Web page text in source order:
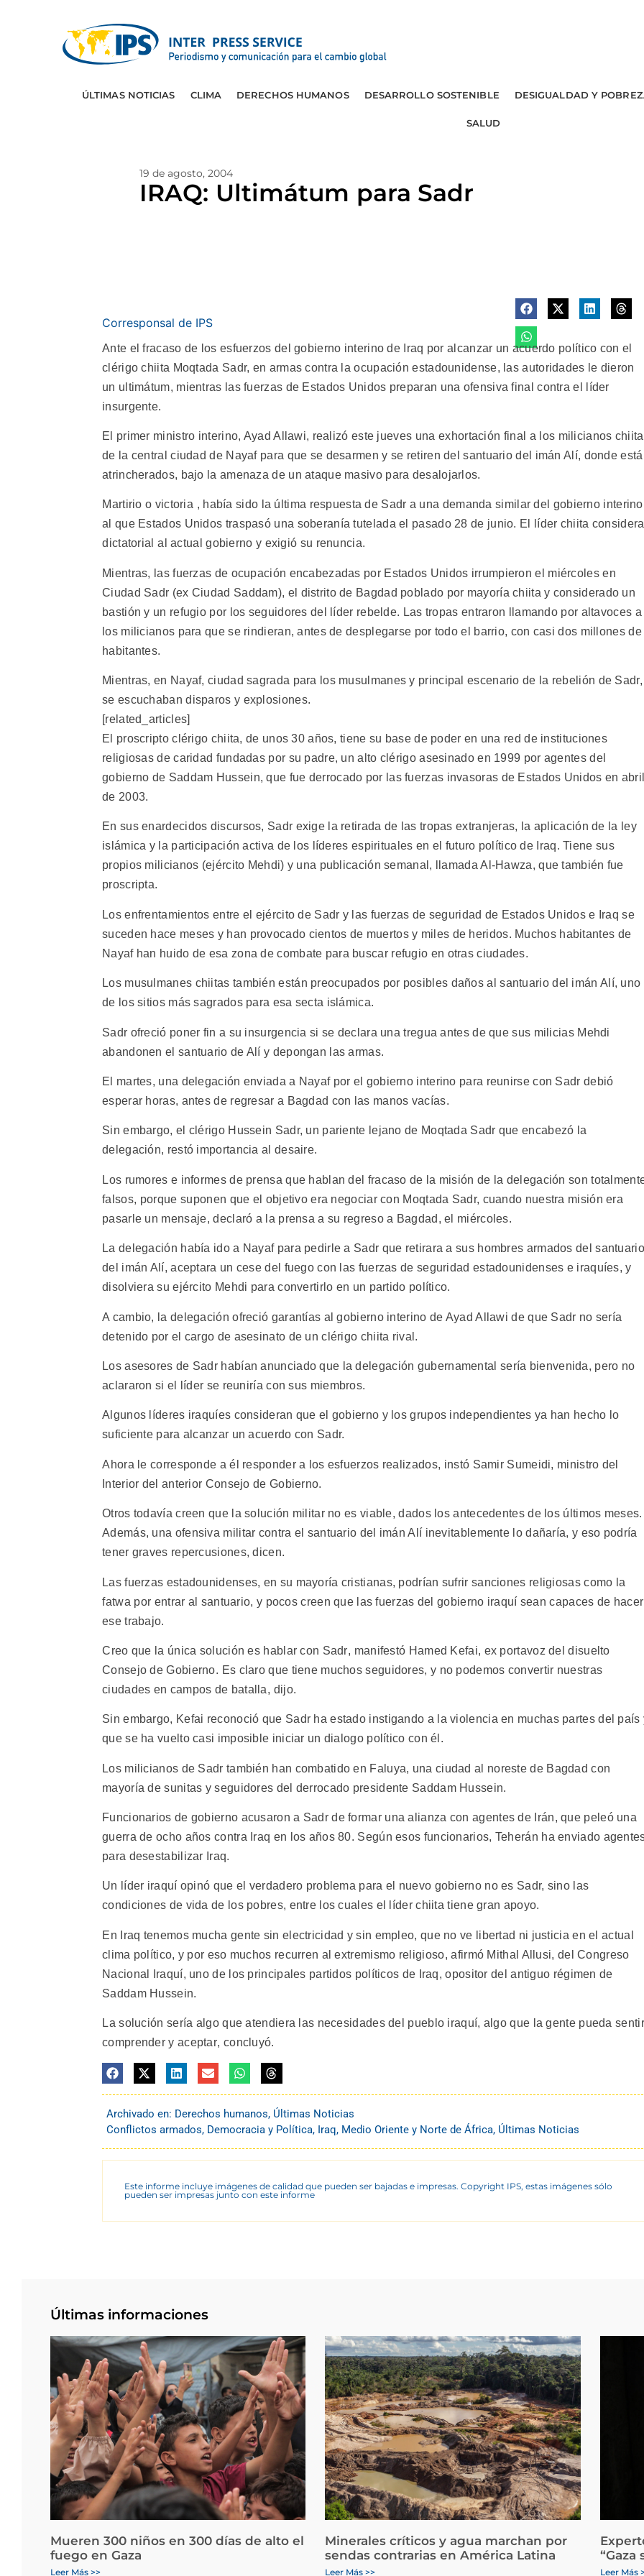
ÚLTIMAS NOTICIAS CLIMA DERECHOS HUMANOS DESARROLLO SOSTENIBLE DESIGUALDAD Y
SALUD
19 de agosto, 2004
IRAQ: Ultimátum para Sadr
Corresponsal de IPS
Ante el fracaso de los esfuerzos del gobierno interino de Iraq por alcanzar un acuerdo político con el
clérigo chiita Moqtada Sadr, en armas contra la ocupación estadounidense, las autoridades le dieron
un ultimátum, mientras las fuerzas de Estados Unidos preparan una ofensiva final contra el líder
insurgente.
El primer ministro interino, Ayad Allawi, realizó este jueves una exhortación final a los milicianos
de la central ciudad de Nayaf para que se desarmen y se retiren del santuario del imán Alí, donde
atrincherados, bajo la amenaza de un ataque masivo para desalojarlos.
Martirio o victoria , había sido la última respuesta de Sadr a una demanda similar del gobierno
al que Estados Unidos traspasó una soberanía tutelada el pasado 28 de junio. El líder chiita considera
dictatorial al actual gobierno y exigió su renuncia.
Mientras, las fuerzas de ocupación encabezadas por Estados Unidos irrumpieron el miércoles en
Ciudad Sadr (ex Ciudad Saddam), el distrito de Bagdad poblado por mayoría chiita y considerado un
bastión y un refugio por los seguidores del líder rebelde. Las tropas entraron llamando por altavoces a
los milicianos para que se rindieran, antes de desplegarse por todo el barrio, con casi dos millones de
habitantes.
Mientras, en Nayaf, ciudad sagrada para los musulmanes y principal escenario de la rebelión de Sadr,
se escuchaban disparos y explosiones.
[related_articles]
El proscripto clérigo chiita, de unos 30 años, tiene su base de poder en una red de instituciones
religiosas de caridad fundadas por su padre, un alto clérigo asesinado en 1999 por agentes del
gobierno de Saddam Hussein, que fue derrocado por las fuerzas invasoras de Estados Unidos en
de 2003.
En sus enardecidos discursos, Sadr exige la retirada de las tropas extranjeras, la aplicación de la ley
islámica y la participación activa de los líderes espirituales en el futuro político de Iraq. Tiene sus
propios milicianos (ejército Mehdi) y una publicación semanal, llamada Al-Hawza, que también fue
proscripta.
Los enfrentamientos entre el ejército de Sadr y las fuerzas de seguridad de Estados Unidos e Iraq se
suceden hace meses y han provocado cientos de muertos y miles de heridos. Muchos habitantes de
Nayaf han huido de esa zona de combate para buscar refugio en otras ciudades.
Los musulmanes chiitas también están preocupados por posibles daños al santuario del imán Alí, uno
de los sitios más sagrados para esa secta islámica.
Sadr ofreció poner fin a su insurgencia si se declara una tregua antes de que sus milicias Mehdi
abandonen el santuario de Alí y depongan las armas.
El martes, una delegación enviada a Nayaf por el gobierno interino para reunirse con Sadr debió
esperar horas, antes de regresar a Bagdad con las manos vacías.
Sin embargo, el clérigo Hussein Sadr, un pariente lejano de Moqtada Sadr que encabezó la
delegación, restó importancia al desaire.
Los rumores e informes de prensa que hablan del fracaso de la misión de la delegación son
falsos, porque suponen que el objetivo era negociar con Moqtada Sadr, cuando nuestra misión era
pasarle un mensaje, declaró a la prensa a su regreso a Bagdad, el miércoles.
La delegación había ido a Nayaf para pedirle a Sadr que retirara a sus hombres armados del santuario
del imán Alí, aceptara un cese del fuego con las fuerzas de seguridad estadounidenses e iraquíes, y
disolviera su ejército Mehdi para convertirlo en un partido político.
A cambio, la delegación ofreció garantías al gobierno interino de Ayad Allawi de que Sadr no sería
detenido por el cargo de asesinato de un clérigo chiita rival.
Los asesores de Sadr habían anunciado que la delegación gubernamental sería bienvenida, pero no
aclararon si el líder se reuniría con sus miembros.
Algunos líderes iraquíes consideran que el gobierno y los grupos independientes ya han hecho lo
suficiente para alcanzar un acuerdo con Sadr.
Ahora le corresponde a él responder a los esfuerzos realizados, instó Samir Sumeidi, ministro del
Interior del anterior Consejo de Gobierno.
Otros todavía creen que la solución militar no es viable, dados los antecedentes de los últimos meses.
Además, una ofensiva militar contra el santuario del imán Alí inevitablemente lo dañaría, y eso podría
tener graves repercusiones, dicen.
Las fuerzas estadounidenses, en su mayoría cristianas, podrían sufrir sanciones religiosas como la
fatwa por entrar al santuario, y pocos creen que las fuerzas del gobierno iraquí sean capaces de hacer
ese trabajo.
Creo que la única solución es hablar con Sadr, manifestó Hamed Kefai, ex portavoz del disuelto
Consejo de Gobierno. Es claro que tiene muchos seguidores, y no podemos convertir nuestras
ciudades en campos de batalla, dijo.
Sin embargo, Kefai reconoció que Sadr ha estado instigando a la violencia en muchas partes del país
que se ha vuelto casi imposible iniciar un dialogo político con él.
Los milicianos de Sadr también han combatido en Faluya, una ciudad al noreste de Bagdad con
mayoría de sunitas y seguidores del derrocado presidente Saddam Hussein.
Funcionarios de gobierno acusaron a Sadr de formar una alianza con agentes de Irán, que peleó una
guerra de ocho años contra Iraq en los años 80. Según esos funcionarios, Teherán ha enviado
para desestabilizar Iraq.
Un líder iraquí opinó que el verdadero problema para el nuevo gobierno no es Sadr, sino las
condiciones de vida de los pobres, entre los cuales el líder chiita tiene gran apoyo.
En Iraq tenemos mucha gente sin electricidad y sin empleo, que no ve libertad ni justicia en el actual
clima político, y por eso muchos recurren al extremismo religioso, afirmó Mithal Allusi, del Congreso
Nacional Iraquí, uno de los principales partidos políticos de Iraq, opositor del antiguo régimen de
Saddam Hussein.
La solución sería algo que atendiera las necesidades del pueblo iraquí, algo que la gente pueda
comprender y aceptar, concluyó.
Archivado en: Derechos humanos, Últimas Noticias
Conflictos armados, Democracia y Política, Iraq, Medio Oriente y Norte de África, Últimas Noticias
Este informe incluye imágenes de calidad que pueden ser bajadas e impresas. Copyright IPS, estas imágenes sólo
pueden ser impresas junto con este informe
Últimas informaciones
Mueren 300 niños en 300 días de alto el
fuego en Gaza
Leer Más >>
Minerales críticos y agua marchan por
sendas contrarias en América Latina
Leer Más >>
“Gaza
Leer Más